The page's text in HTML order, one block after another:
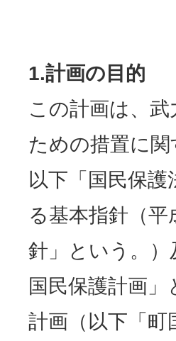
1.計画の目的
この計画は、
ための措置に
以下「国民保
る基本指針 （
針」という。）
国民保護計画
計画（以下「町